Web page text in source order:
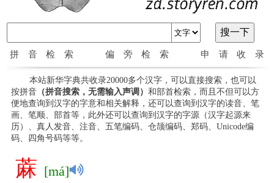
拼音检索 偏旁检索 申请收录
本站新华字典共收录20000多个汉字，可以直接搜索，也可以
按拼音（拼音搜索，无需输入声调） 和部首检索，而且不但可以方
便地查询到汉字的字意和相关解释，还可以查询到汉字的读音、笔
画、笔顺、部首等，此外还可以查询到汉字的字源（汉字起源来
历）、真人发音、注音、五笔编码、仓颉编码、郑码、Unicode编
码、四角号码等等。
蔴 [má]